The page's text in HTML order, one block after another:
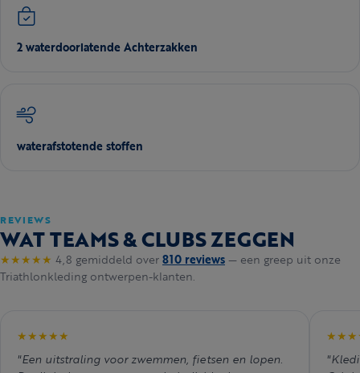
2 waterdoorlatende Achterzakken
waterafstotende stoffen
REVIEWS
WAT TEAMS & CLUBS ZEGGEN
★★★★★ 4,8 gemiddeld over810 reviews— een greep uit onze
Triathlonkleding ontwerpen-klanten.
★★★★★
"Een uitstraling voor zwemmen, fietsen en lopen.